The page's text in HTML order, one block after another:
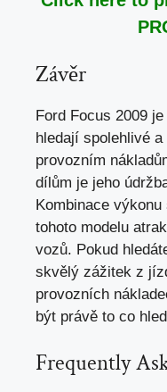
Závěr
Ford Focus 2009
hledají spolehlivé
provozním
dílům je jeho
Kombinace
tohoto modelu
vozů. Pokud
skvělý zážitek z
provozních
být právě to co
Frequently